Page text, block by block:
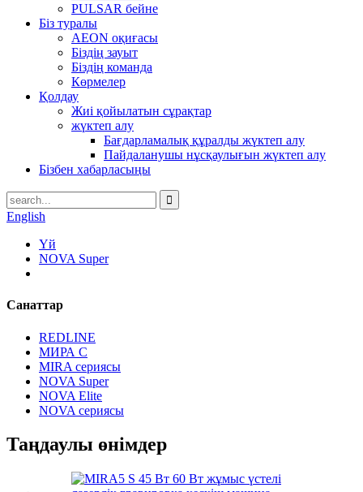
PULSAR бейне
Біз туралы
AEON оқиғасы
Біздің зауыт
Біздің команда
Көрмелер
Қолдау
Жиі қойылатын сұрақтар
жүктеп алу
Бағдарламалық құралды жүктеп алу
Пайдаланушы нұсқаулығын жүктеп алу
Бізбен хабарласыңы
English
Үй
NOVA Super
Санаттар
REDLINE
МИРА С
MIRA сериясы
NOVA Super
NOVA Elite
NOVA сериясы
Таңдаулы өнімдер